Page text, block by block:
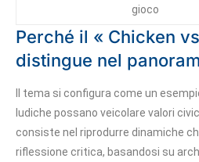
gioco
Perché il « Chicken
distingue nel
Il tema si configura come un
ludiche possano veicolare valori
consiste nel riprodurre dinamiche
riflessione critica, basandosi su